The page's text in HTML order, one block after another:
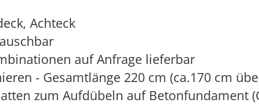
Achteck
auf Anfrage lieferbar
- Gesamtlänge 220 cm (ca.170 cm
zum Aufdübeln auf Betonfundament